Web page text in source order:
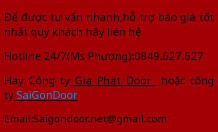
Để được tư vấn nhanh,hỗ trợ báo giá tốt
nhất quý khách hãy liên hệ
Hotline 24/7(Ms Phượng):0849.627.627
Hay Công ty Gia Phát Door
hoặc công
ty SaiGonDoor
Email:Saigondoor.net@gmail.com